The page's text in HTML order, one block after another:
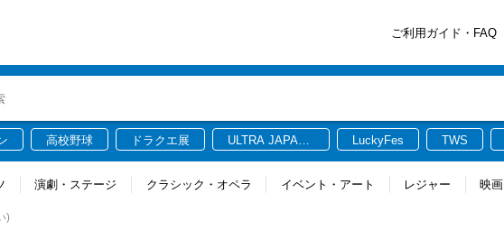
ご利用ガイド・FAQ
高校野球 ドラクエ展
ULTRA JAPAN
LuckyFes TWS
演劇・ステージ クラシック・オペラ イベント・アート レジャー 映画
)